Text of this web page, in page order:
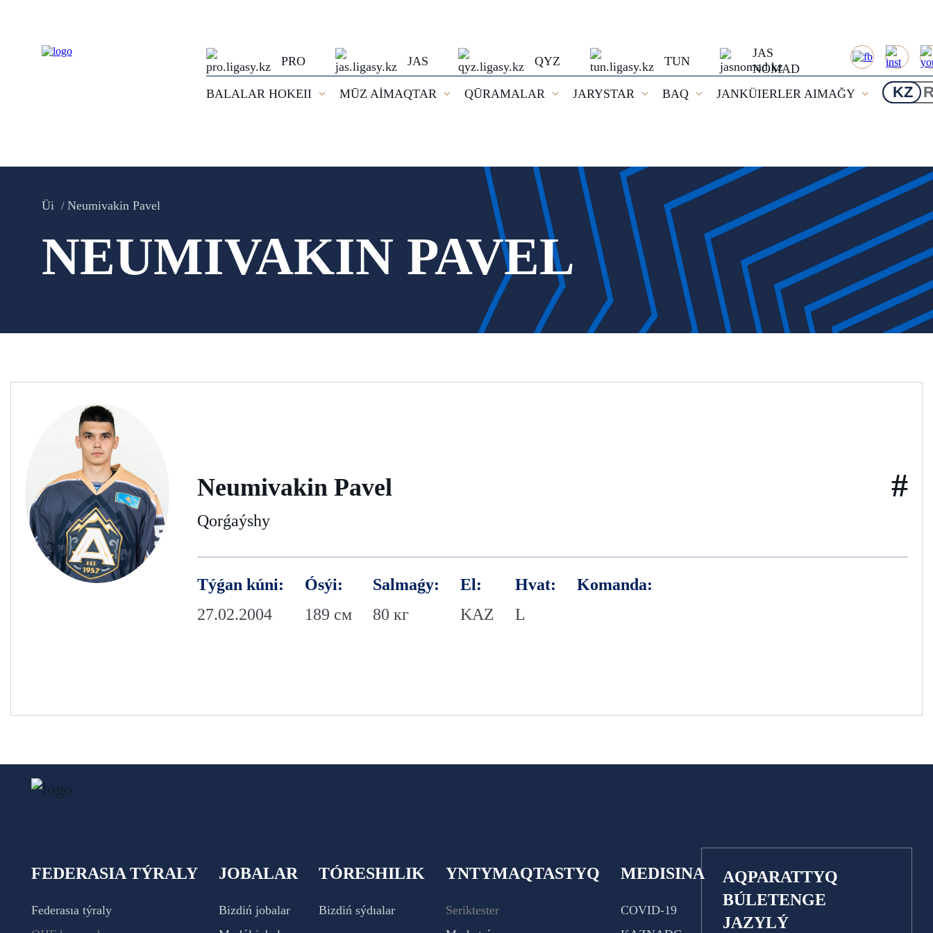
PRO JAS QYZ TUN
JAS
NOMAD
BALALAR HOKEII
MŪZ AİMAQTAR QŪRAMALAR JARYSTAR BAQ JANKÜIERLER AIMAĞY KZ
Üi Neumivakin Pavel
NEUMIVAKIN PAVEL
Neumivakin Pavel
Qorǵaýshy
#
Týǵan kúni:
27.02.2004
Ósýi:
189 см
Salmaǵy:
80 кг
El:
KAZ
Hvat:
L
Komanda:
FEDERASIA TÝRALY
Federasıa týraly
JOBALAR
Bizdiń jobalar
TÓRESHILIK
Bizdiń sýdıalar
YNTYMAQTASTYQ
Seriktester
MEDISINA
COVID-19
AQPARATTYQ
BÚLETENGE
JAZYLÝ